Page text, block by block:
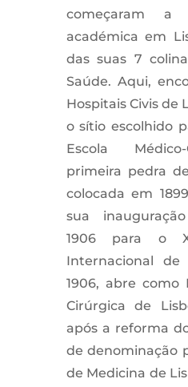
começaram a
académica em
das suas 7
Saúde. Aqui,
Hospitais Civis de
o sítio escolhido
Escola
primeira pedra
colocada em
sua
1906 para o
Internacional de
1906, abre como
Cirúrgica de
após a reforma
de denominação
de Medicina de